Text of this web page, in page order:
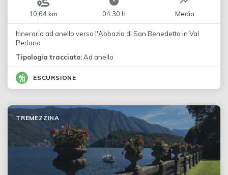
10,64 km 04:30 h Media
Itinerario ad anello verso l'Abbazia di San Benedetto in Val
Perlana
Tipologia tracciato:Ad anello
ESCURSIONE
TREMEZZINA